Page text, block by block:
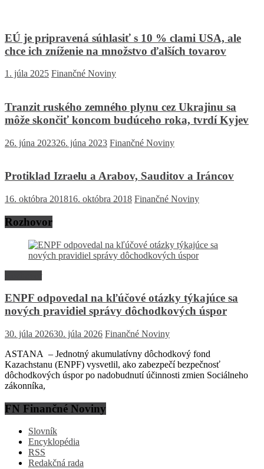
EÚ je pripravená súhlasiť s 10 % clami USA, ale
chce ich zníženie na množstvo ďalších tovarov
1. júla 2025 Finančné Noviny
Tranzit ruského zemného plynu cez Ukrajinu sa
môže skončiť koncom budúceho roka, tvrdí Kyjev
26. júna 202326. júna 2023 Finančné Noviny
Protiklad Izraelu a Arabov, Sauditov a Iráncov
16. októbra 201816. októbra 2018 Finančné Noviny
Rozhovor
ENPF odpovedal na kľúčové otázky týkajúce sa
nových pravidiel správy dôchodkových úspor
30. júla 202630. júla 2026 Finančné Noviny
ASTANA – Jednotný akumulatívny dôchodkový fond
Kazachstanu (ENPF) vysvetlil, ako zabezpečí bezpečnosť
dôchodkových úspor po nadobudnutí účinnosti zmien Sociálneho
zákonníka,
FN Finančné Noviny
Slovník
Encyklopédia
RSS
Redakčná rada